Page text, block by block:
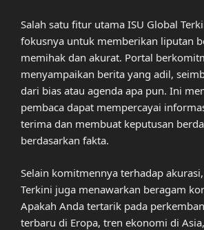
Salah satu fitur utama ISU Global
fokusnya untuk memberikan liputan
memihak dan akurat. Portal
menyampaikan berita yang adil,
dari bias atau agenda apa pun. Ini
pembaca dapat mempercayai
terima dan membuat keputusan
berdasarkan fakta.
Selain komitmennya terhadap
Terkini juga menawarkan beragam
Apakah Anda tertarik pada
terbaru di Eropa, tren ekonomi di